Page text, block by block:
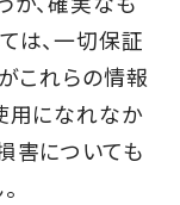
は、一切保証
これらの情報
用になれなか
害についても